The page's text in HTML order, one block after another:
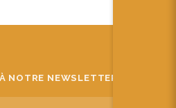
NOTRE NEWSLETTER